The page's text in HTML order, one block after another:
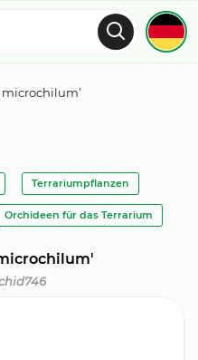
Terrariumpflanzen
Orchideen für das Terrarium